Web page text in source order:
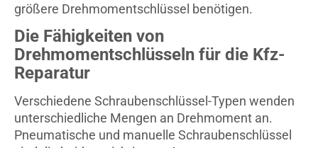
größere Drehmomentschlüssel benötigen.
Die Fähigkeiten von
Drehmomentschlüsseln für die Kfz-
Reparatur
Verschiedene Schraubenschlüssel-Typen wenden
unterschiedliche Mengen an Drehmoment an.
Pneumatische und manuelle Schraubenschlüssel